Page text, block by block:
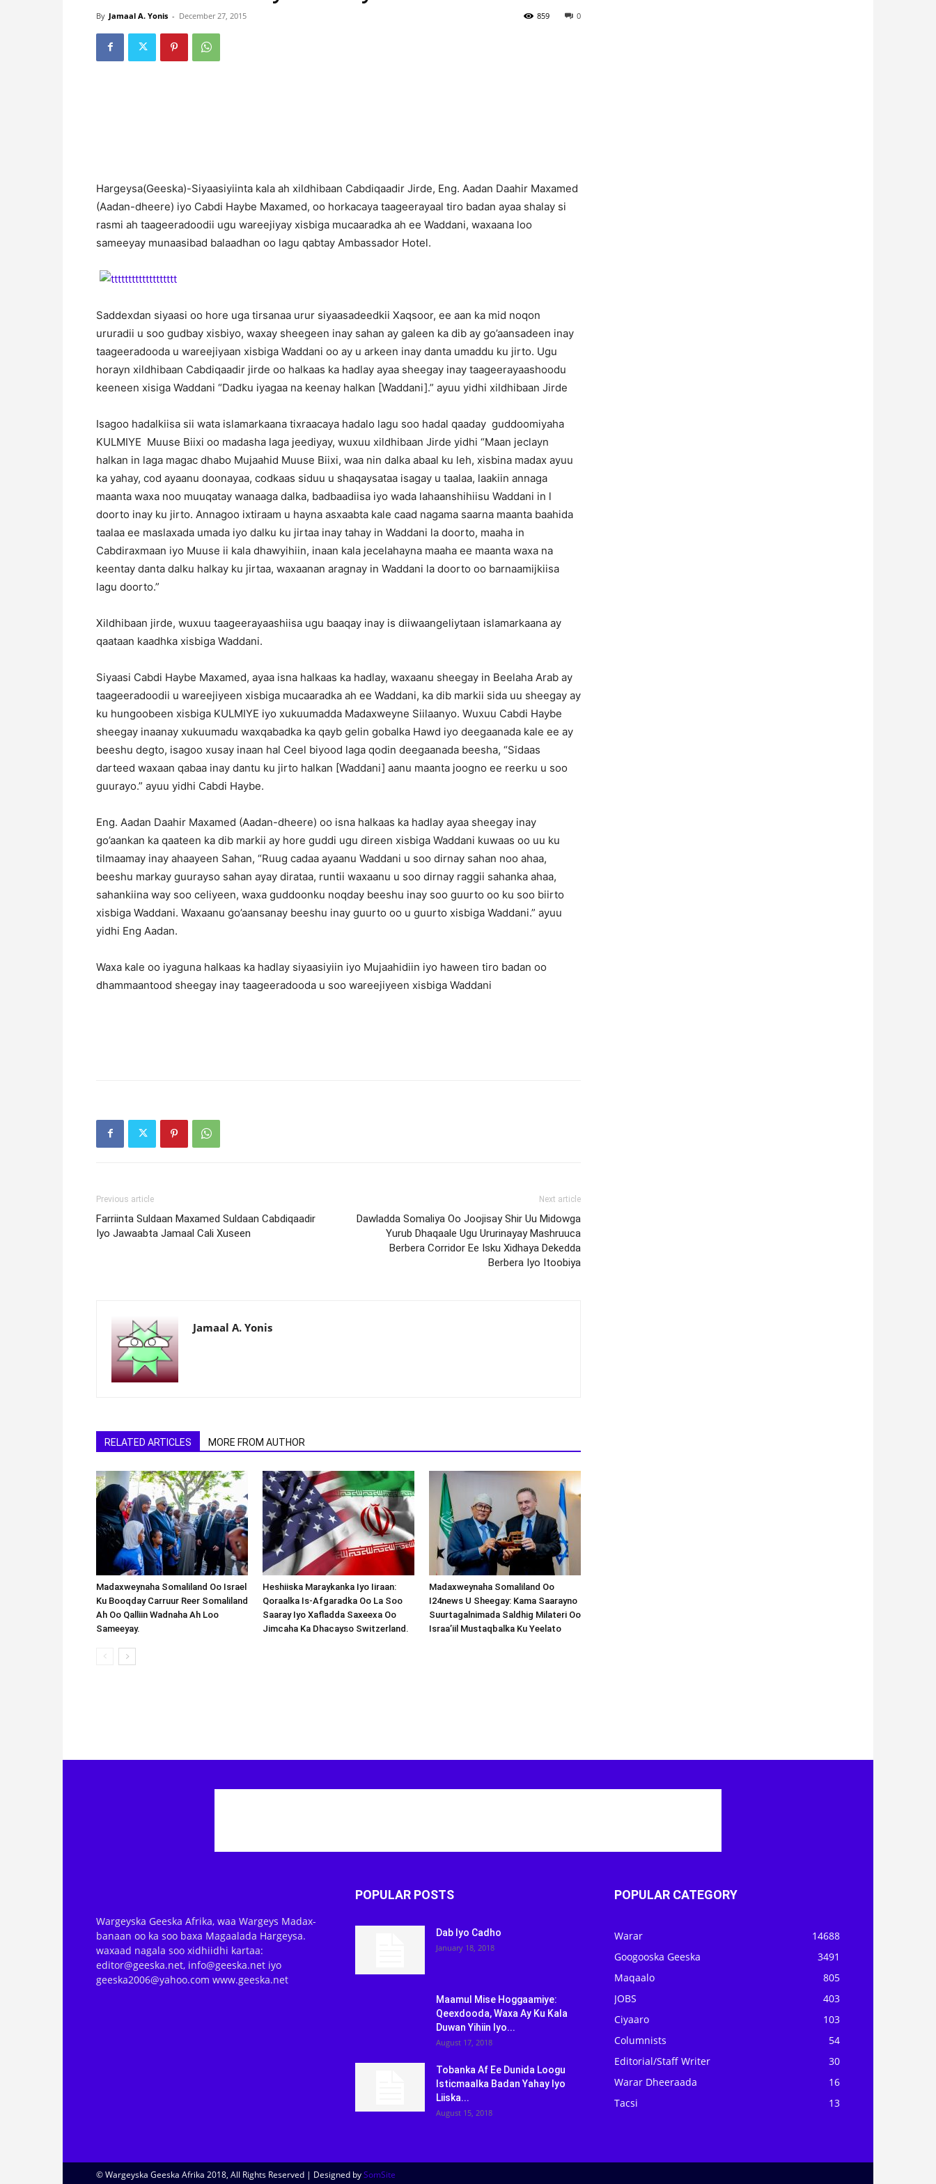
By Jamaal A. Yonis - December 27, 2015 0
859
Hargeysa(Geeska)-Siyaasiyiinta kala ah xildhibaan Cabdiqaadir Jirde, Eng. Aadan Daahir Maxamed
(Aadan-dheere) iyo Cabdi Haybe Maxamed, oo horkacaya taageerayaal tiro badan ayaa shalay si
rasmi ah taageeradoodii ugu wareejiyay xisbiga mucaaradka ah ee Waddani, waxaana loo
sameeyay munaasibad balaadhan oo lagu qabtay Ambassador Hotel.
Saddexdan siyaasi oo hore uga tirsanaa urur siyaasadeedkii Xaqsoor, ee aan ka mid noqon
ururadii u soo gudbay xisbiyo, waxay sheegeen inay sahan ay galeen ka dib ay go’aansadeen inay
taageeradooda u wareejiyaan xisbiga Waddani oo ay u arkeen inay danta umaddu ku jirto. Ugu
horayn xildhibaan Cabdiqaadir jirde oo halkaas ka hadlay ayaa sheegay inay taageerayaashoodu
keeneen xisiga Waddani “Dadku iyagaa na keenay halkan [Waddani].” ayuu yidhi xildhibaan Jirde
Isagoo hadalkiisa sii wata islamarkaana tixraacaya hadalo lagu soo hadal qaaday guddoomiyaha
KULMIYE Muuse Biixi oo madasha laga jeediyay, wuxuu xildhibaan Jirde yidhi “Maan jeclayn
halkan in laga magac dhabo Mujaahid Muuse Biixi, waa nin dalka abaal ku leh, xisbina madax ayuu
ka yahay, cod ayaanu doonayaa, codkaas siduu u shaqaysataa isagay u taalaa, laakiin annaga
maanta waxa noo muuqatay wanaaga dalka, badbaadiisa iyo wada lahaanshihiisu Waddani in l
doorto inay ku jirto. Annagoo ixtiraam u hayna asxaabta kale caad nagama saarna maanta baahida
taalaa ee maslaxada umada iyo dalku ku jirtaa inay tahay in Waddani la doorto, maaha in
Cabdiraxmaan iyo Muuse ii kala dhawyihiin, inaan kala jecelahayna maaha ee maanta waxa na
keentay danta dalku halkay ku jirtaa, waxaanan aragnay in Waddani la doorto oo barnaamijkiisa
lagu doorto.”
Xildhibaan jirde, wuxuu taageerayaashiisa ugu baaqay inay is diiwaangeliytaan islamarkaana ay
qaataan kaadhka xisbiga Waddani.
Siyaasi Cabdi Haybe Maxamed, ayaa isna halkaas ka hadlay, waxaanu sheegay in Beelaha Arab ay
taageeradoodii u wareejiyeen xisbiga mucaaradka ah ee Waddani, ka dib markii sida uu sheegay ay
ku hungoobeen xisbiga KULMIYE iyo xukuumadda Madaxweyne Siilaanyo. Wuxuu Cabdi Haybe
sheegay inaanay xukuumadu waxqabadka ka qayb gelin gobalka Hawd iyo deegaanada kale ee ay
beeshu degto, isagoo xusay inaan hal Ceel biyood laga qodin deegaanada beesha, “Sidaas
darteed waxaan qabaa inay dantu ku jirto halkan [Waddani] aanu maanta joogno ee reerku u soo
guurayo.” ayuu yidhi Cabdi Haybe.
Eng. Aadan Daahir Maxamed (Aadan-dheere) oo isna halkaas ka hadlay ayaa sheegay inay
go’aankan ka qaateen ka dib markii ay hore guddi ugu direen xisbiga Waddani kuwaas oo uu ku
tilmaamay inay ahaayeen Sahan, “Ruug cadaa ayaanu Waddani u soo dirnay sahan noo ahaa,
beeshu markay guurayso sahan ayay dirataa, runtii waxaanu u soo dirnay raggii sahanka ahaa,
sahankiina way soo celiyeen, waxa guddoonku noqday beeshu inay soo guurto oo ku soo biirto
xisbiga Waddani. Waxaanu go’aansanay beeshu inay guurto oo u guurto xisbiga Waddani.” ayuu
yidhi Eng Aadan.
Waxa kale oo iyaguna halkaas ka hadlay siyaasiyiin iyo Mujaahidiin iyo haween tiro badan oo
dhammaantood sheegay inay taageeradooda u soo wareejiyeen xisbiga Waddani
Previous article
Farriinta Suldaan Maxamed Suldaan Cabdiqaadir
Iyo Jawaabta Jamaal Cali Xuseen
Next article
Dawladda Somaliya Oo Joojisay Shir Uu Midowga
Yurub Dhaqaale Ugu Ururinayay Mashruuca
Berbera Corridor Ee Isku Xidhaya Dekedda
Berbera Iyo Itoobiya
Jamaal A. Yonis
RELATED ARTICLES MORE FROM AUTHOR
Madaxweynaha Somaliland Oo Israel
Ku Booqday Carruur Reer Somaliland
Ah Oo Qalliin Wadnaha Ah Loo
Sameeyay.
Heshiiska Maraykanka Iyo Iiraan:
Qoraalka Is-Afgaradka Oo La Soo
Saaray Iyo Xafladda Saxeexa Oo
Jimcaha Ka Dhacayso Switzerland.
Madaxweynaha Somaliland Oo
I24news U Sheegay: Kama Saarayno
Suurtagalnimada Saldhig Milateri Oo
Israa’iil Mustaqbalka Ku Yeelato
Wargeyska Geeska Afrika, waa Wargeys Madax-
banaan oo ka soo baxa Magaalada Hargeysa.
waxaad nagala soo xidhiidhi kartaa:
editor@geeska.net, info@geeska.net iyo
geeska2006@yahoo.com www.geeska.net
POPULAR POSTS
Dab Iyo Cadho
January 18, 2018
Maamul Mise Hoggaamiye:
Qeexdooda, Waxa Ay Ku Kala
Duwan Yihiin Iyo...
August 17, 2018
Tobanka Af Ee Dunida Loogu
Isticmaalka Badan Yahay Iyo
Liiska...
August 15, 2018
POPULAR CATEGORY
Warar
14688
Googooska Geeska
3491
Maqaalo
805
JOBS
403
Ciyaaro
103
Columnists
54
Editorial/Staff Writer
30
Warar Dheeraada
16
Tacsi
13
© Wargeyska Geeska Afrika 2018, All Rights Reserved | Designed bySomSite